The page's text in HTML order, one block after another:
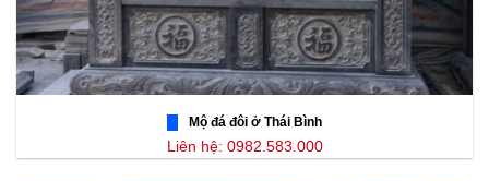
Mộ đá đôi ở Thái Bình
Liên hệ: 0982.583.000